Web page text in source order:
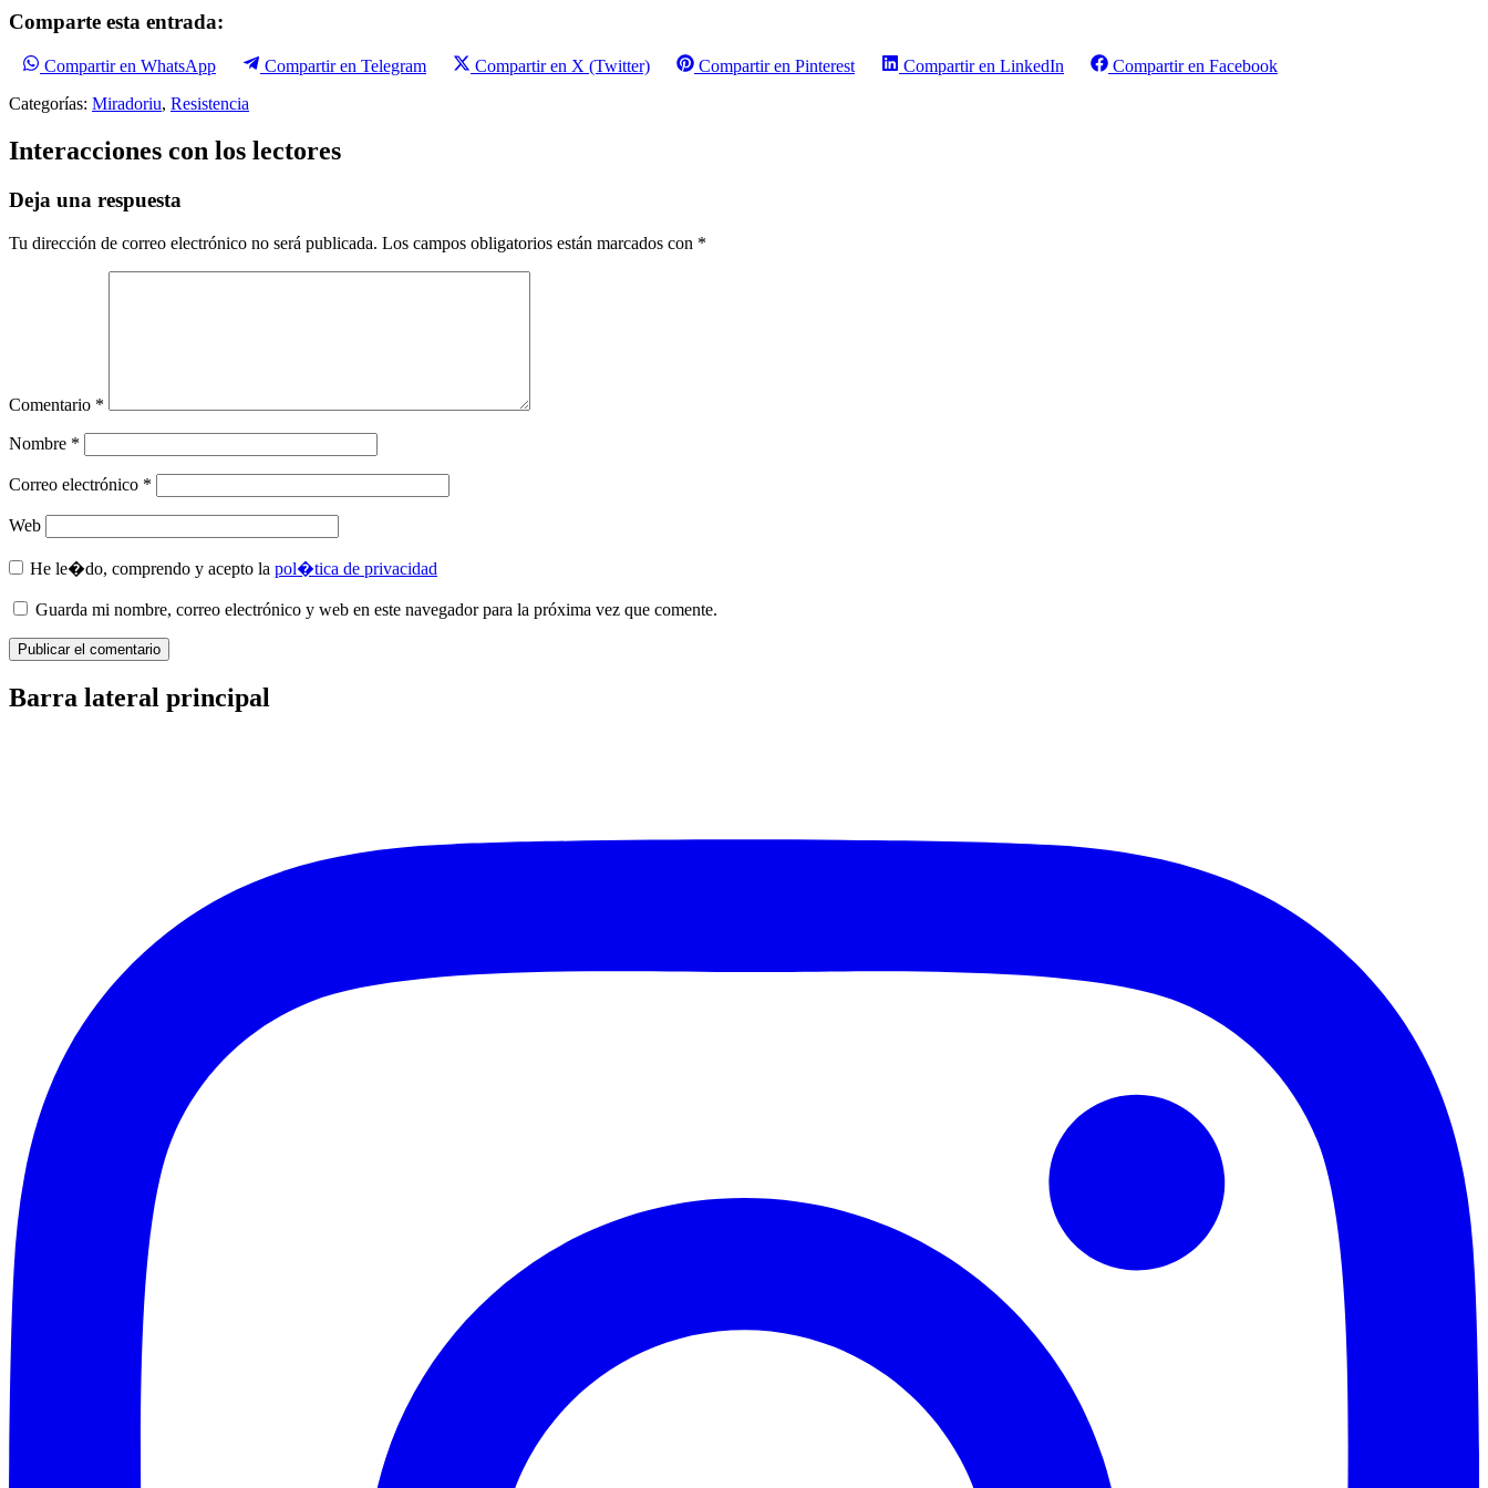
Comparte esta entrada:
Compartir en WhatsApp Compartir en Telegram Compartir en X (Twitter) Compartir en Pinterest Compartir en LinkedIn
Compartir en Facebook
Categorías: Miradoriu, Resistencia
Interacciones con los lectores
Deja una respuesta
Tu dirección de correo electrónico no será publicada. Los campos obligatorios están marcados con *
Comentario *
Nombre *
Correo electrónico *
Web
He le�do, comprendo y acepto la pol�tica de privacidad
Guarda mi nombre, correo electrónico y web en este navegador para la próxima vez que comente.
Barra lateral principal